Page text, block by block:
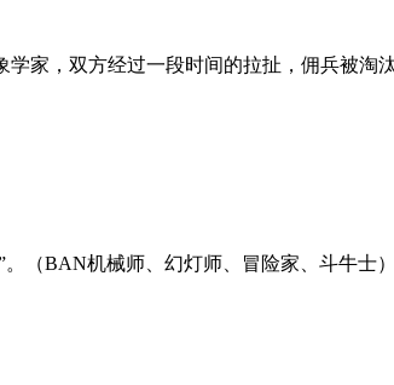
家，双方经过一段时间的拉扯，佣兵被淘
（BAN机械师、幻灯师、冒险家、斗牛士）